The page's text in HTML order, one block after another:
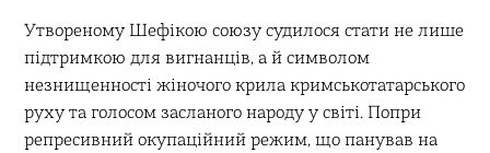
Утвореному Шефікою союзу судилося стати не лише
підтримкою для вигнанців, а й символом
незнищенності жіночого крила кримськотатарського
руху та голосом засланого народу у світі. Попри
репресивний окупаційний режим, що панував на